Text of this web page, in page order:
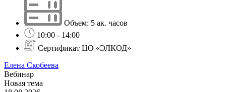
Объем: 5 ак. часов
10:00 - 14:00
Сертификат ЦО «ЭЛКОД»
Елена Скобеева
Вебинар
Новая тема